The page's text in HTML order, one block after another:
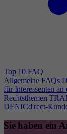
Top 10 FAQ
Allgemeine FAQs
für Interessenten
Rechtsthemen
DENICdirect-
Sie haben ein